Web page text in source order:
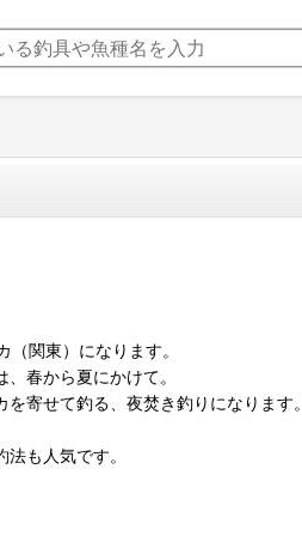
関東）になります。
春から夏にかけて。
寄せて釣る、夜焚き釣りになります。
も人気です。